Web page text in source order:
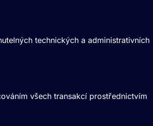
technických a administrativních
všech transakcí prostřednictvím